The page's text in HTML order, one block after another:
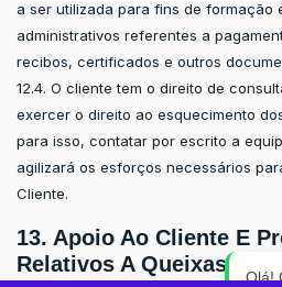
a ser utilizada para fins de formação
administrativos referentes a
recibos, certificados e outros
12.4. O cliente tem o direito de
exercer o direito ao esquecimento
para isso, contatar por escrito a
agilizará os esforços necessários
Cliente.
13. Apoio Ao Cliente E
Relativos A Queixas/
Olá!